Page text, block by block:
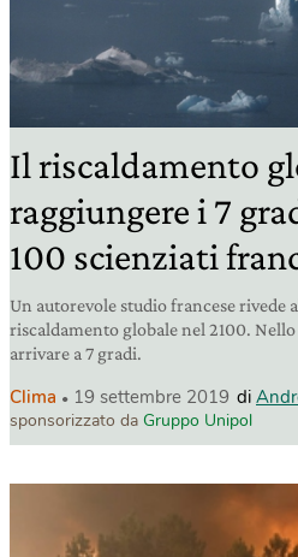
Il riscaldamento
raggiungere i 7
100 scienziati
Un autorevole studio francese rivede
riscaldamento globale nel 2100.
arrivare a 7 gradi.
Clima 19 settembre 2019 di
sponsorizzato da Gruppo Unipol